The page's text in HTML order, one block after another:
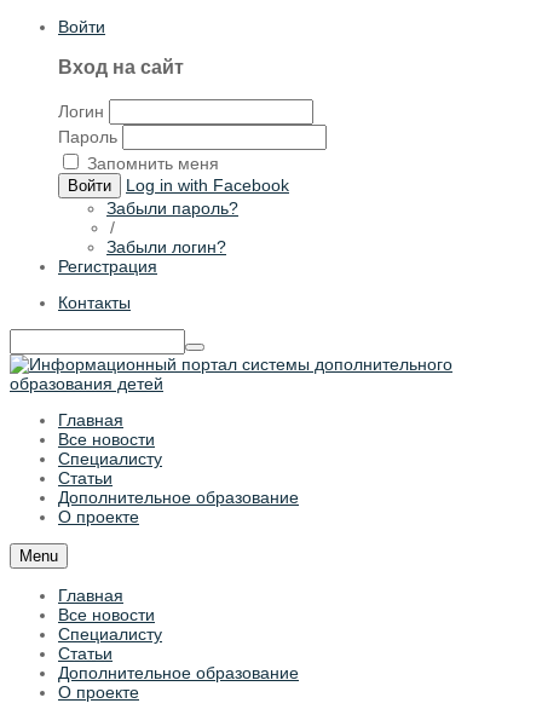
Войти
Вход на сайт
Логин
Пароль
Запомнить меня
Войти
Log in with Facebook
Забыли пароль?
/
Забыли логин?
Регистрация
Контакты
Главная
Все новости
Специалисту
Статьи
Дополнительное образование
О проекте
Menu
Главная
Все новости
Специалисту
Статьи
Дополнительное образование
О проекте